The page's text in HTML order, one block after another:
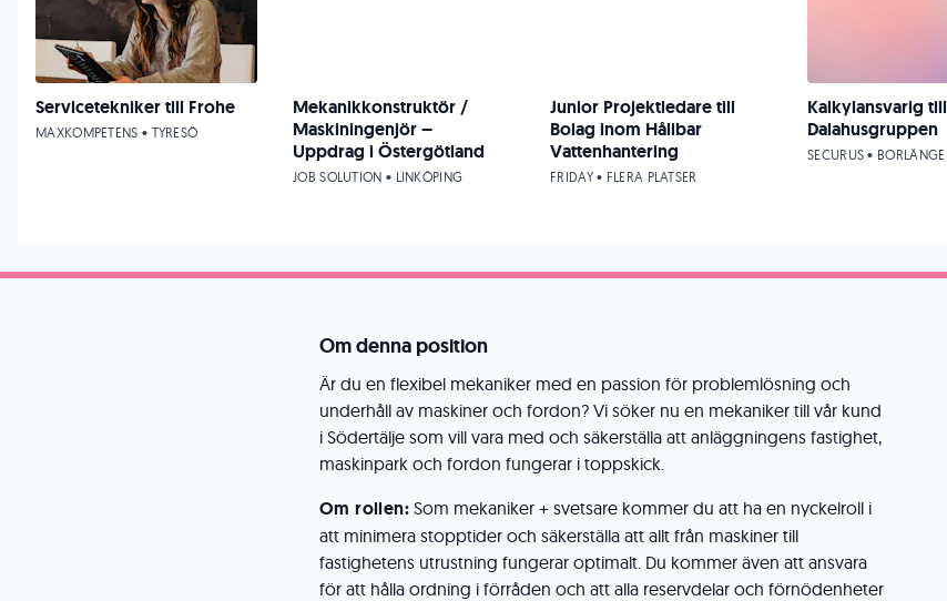
Om denna position
Är du en flexibel mekaniker med en passion för problemlösning och
underhåll av maskiner och fordon? Vi söker nu en mekaniker till vår kund
i Södertälje som vill vara med och säkerställa att anläggningens fastighet,
maskinpark och fordon fungerar i toppskick.
Om rollen: Som mekaniker + svetsare kommer du att ha en nyckelroll i
att minimera stopptider och säkerställa att allt från maskiner till
fastighetens utrustning fungerar optimalt. Du kommer även att ansvara
för att hålla ordning i förråden och att alla reservdelar och förnödenheter
Servicetekniker till Frohe
MAXKOMPETENS • TYRESÖ
Mekanikkonstruktör /
Maskiningenjör –
Uppdrag i Östergötland
JOB SOLUTION • LINKÖPING
Junior Projektledare till
Bolag inom Hållbar
Vattenhantering
FRIDAY • FLERA PLATSER
Kalkylansvarig till
Dalahusgruppen
SECURUS • BORLÄNGE